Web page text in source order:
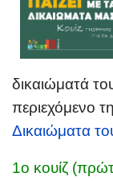
δικαιώματά
περιεχόμενο
Δικαιώματα
1ο κουίζ